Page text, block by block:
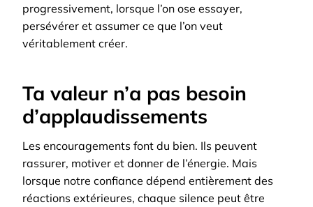
progressivement, lorsque l’on ose essayer,
persévérer et assumer ce que l’on veut
véritablement créer.
Ta valeur n’a pas besoin
d’applaudissements
Les encouragements font du bien. Ils peuvent
rassurer, motiver et donner de l’énergie. Mais
lorsque notre confiance dépend entièrement des
réactions extérieures, chaque silence peut être